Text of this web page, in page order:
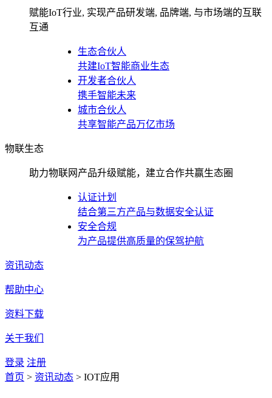
赋能IoT行业, 实现产品研发端, 品牌端, 与市场端的互联
互通
生态合伙人
共建IoT智能商业生态
开发者合伙人
携手智能未来
城市合伙人
共享智能产品万亿市场
物联生态
助力物联网产品升级赋能，建立合作共赢生态圈
认证计划
结合第三方产品与数据安全认证
安全合规
为产品提供高质量的保驾护航
资讯动态
帮助中心
资料下载
关于我们
登录 注册
首页 > 资讯动态 > IOT应用